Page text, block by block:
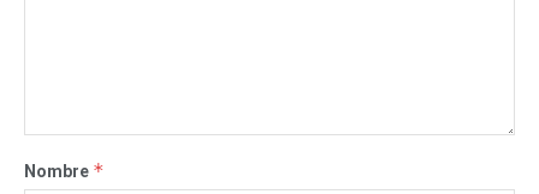
Nombre *